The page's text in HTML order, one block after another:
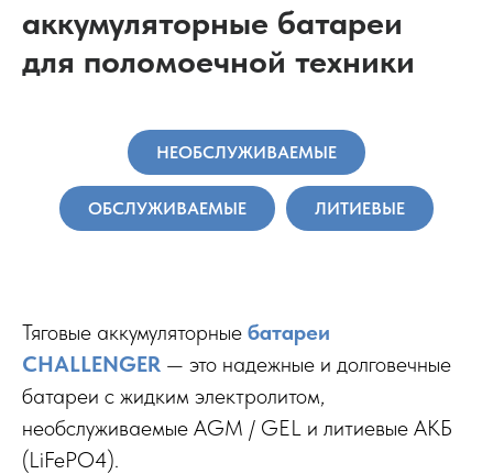
аккумуляторные батареи
для поломоечной техники
НЕОБСЛУЖИВАЕМЫЕ
ОБСЛУЖИВАЕМЫЕ ЛИТИЕВЫЕ
Тяговые аккумуляторные батареи
CHALLENGER — это надежные и долговечные
батареи с жидким электролитом,
необслуживаемые AGM / GEL и литиевые АКБ
(LiFePO4).